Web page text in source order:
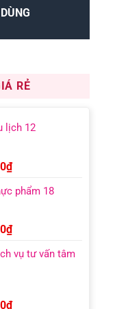
RẺ
lịch 12
₫Giá
tại
599.000₫.
phẩm 18
₫Giá
tại
vụ tư vấn tâm
₫Giá